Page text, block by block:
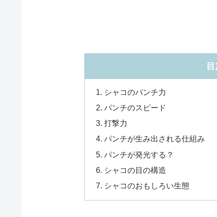
シャコのパンチ力
パンチのスピード
打撃力
パンチが生み出される仕組み
パンチが発光する？
シャコの目の構造
シャコのおもしろい生態